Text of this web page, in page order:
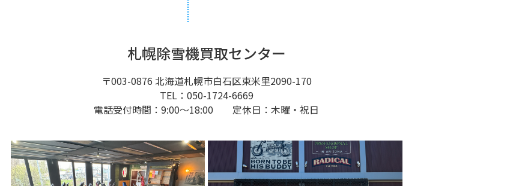
札幌除雪機買取センター
〒003-0876 北海道札幌市白石区東米里2090-170
TEL：050-1724-6669
電話受付時間：9:00～18:00 定休日：木曜・祝日